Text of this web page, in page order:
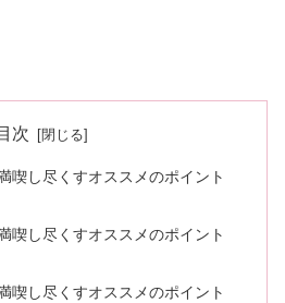
次
喫し尽くすオススメのポイント
喫し尽くすオススメのポイント
喫し尽くすオススメのポイント